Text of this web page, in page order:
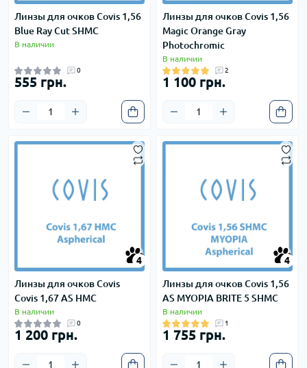
Линзы для очков Covis 1,56
Blue Ray Cut SHMC
В наличии
0
555 грн.
Линзы для очков Covis 1,56
Magic Orange Gray
Photochromic
В наличии
2
1 100 грн.
4
4
Линзы для очков Covis
Covis 1,67 AS HMC
В наличии
0
1 200 грн.
4
4
Линзы для очков Covis 1,56
AS MYOPIA BRITE 5 SHMC
В наличии
1
1 755 грн.